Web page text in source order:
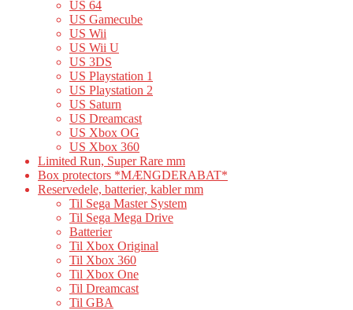
US 64
US Gamecube
US Wii
US Wii U
US 3DS
US Playstation 1
US Playstation 2
US Saturn
US Dreamcast
US Xbox OG
US Xbox 360
Limited Run, Super Rare mm
Box protectors *MÆNGDERABAT*
Reservedele, batterier, kabler mm
Til Sega Master System
Til Sega Mega Drive
Batterier
Til Xbox Original
Til Xbox 360
Til Xbox One
Til Dreamcast
Til GBA